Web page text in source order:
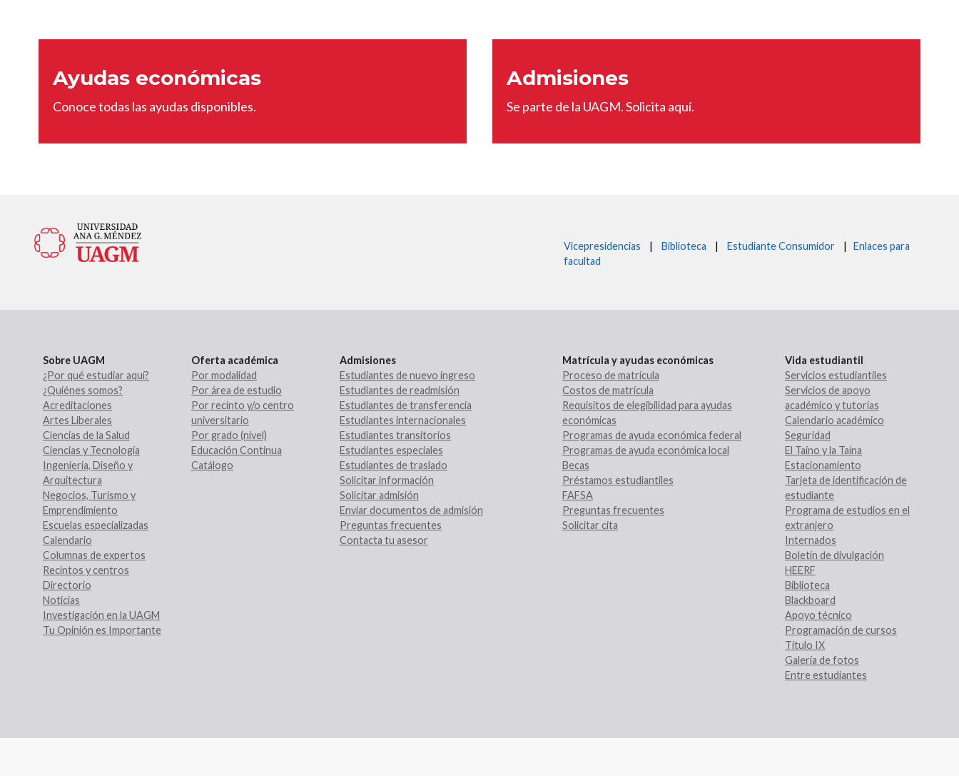
Ayudas económicas
Conoce todas las ayudas disponibles.
Admisiones
Se parte de la UAGM. Solicita aquí.
Vicepresidencias | Biblioteca | Estudiante Consumidor |
Enlaces para
facultad
Sobre UAGM
¿Por qué estudiar aquí?
¿Quiénes somos?
Acreditaciones
Artes Liberales
Ciencias de la Salud
Ciencias y Tecnología
Ingeniería, Diseño y
Arquitectura
Negocios, Turismo y
Emprendimiento
Escuelas especializadas
Calendario
Columnas de expertos
Recintos y centros
Directorio
Noticias
Investigación en la UAGM
Tu Opinión es Importante
Oferta académica
Por modalidad
Por área de estudio
Por recinto y/o centro
universitario
Por grado (nivel)
Educación Continua
Catálogo
Admisiones
Estudiantes de nuevo ingreso
Estudiantes de readmisión
Estudiantes de transferencia
Estudiantes internacionales
Estudiantes transitorios
Estudiantes especiales
Estudiantes de traslado
Solicitar información
Solicitar admisión
Enviar documentos de admisión
Preguntas frecuentes
Contacta tu asesor
Matrícula y ayudas económicas
Proceso de matrícula
Costos de matrícula
Requisitos de elegibilidad para ayudas
económicas
Programas de ayuda económica federal
Programas de ayuda económica local
Becas
Préstamos estudiantiles
FAFSA
Preguntas frecuentes
Solicitar cita
Vida estudiantil
Servicios estudiantiles
Servicios de apoyo
académico y tutorías
Calendario académico
Seguridad
El Taíno y la Taína
Estacionamiento
Tarjeta de identificación de
estudiante
Programa de estudios en el
extranjero
Internados
Boletín de divulgación
HEERF
Biblioteca
Blackboard
Apoyo técnico
Programación de cursos
Título IX
Galería de fotos
Entre estudiantes